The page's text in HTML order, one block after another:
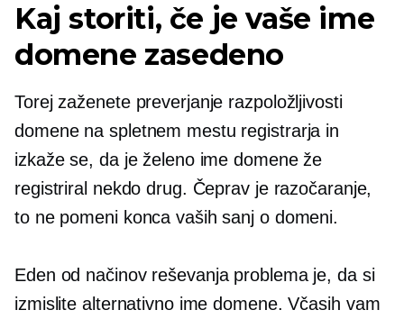
Kaj storiti, če je vaše ime
domene zasedeno
Torej zaženete preverjanje razpoložljivosti
domene na spletnem mestu registrarja in
izkaže se, da je želeno ime domene že
registriral nekdo drug. Čeprav je razočaranje,
to ne pomeni konca vaših sanj o domeni.
Eden od načinov reševanja problema je, da si
izmislite alternativno ime domene. Včasih vam